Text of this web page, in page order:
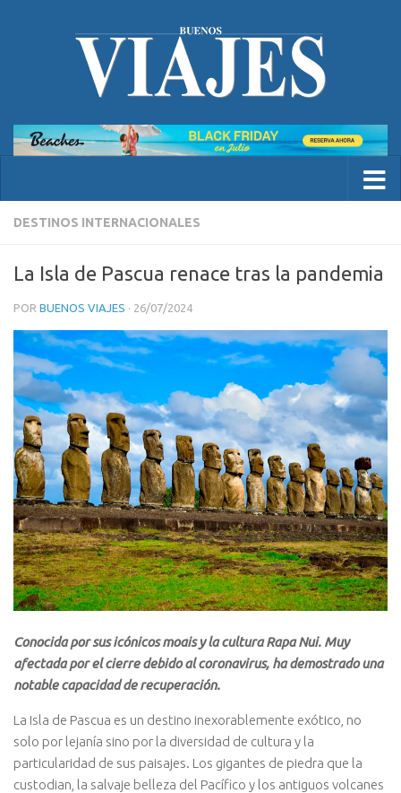
DESTINOS INTERNACIONALES
La Isla de Pascua renace tras la pandemia
POR BUENOS VIAJES · 26/07/2024
Conocida por sus icónicos moais y la cultura Rapa Nui. Muy
afectada por el cierre debido al coronavirus, ha demostrado una
notable capacidad de recuperación.
La Isla de Pascua es un destino inexorablemente exótico, no
solo por lejanía sino por la diversidad de cultura y la
particularidad de sus paisajes. Los gigantes de piedra que la
custodian, la salvaje belleza del Pacífico y los antiguos volcanes